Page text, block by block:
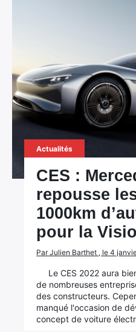
Actualités
CES :
repousse
1000km
pour la
Par Julien Barthet , le 4
Le CES 2022 aura
de nombreuses
des constructeurs.
manqué l'occasion de
concept de voiture